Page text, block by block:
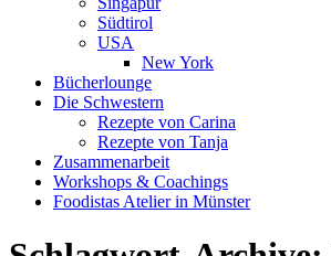
Südtirol
USA
New York
Bücherlounge
Die Schwestern
Rezepte von Carina
Rezepte von Tanja
Zusammenarbeit
Workshops & Coachings
Foodistas Atelier in Münster